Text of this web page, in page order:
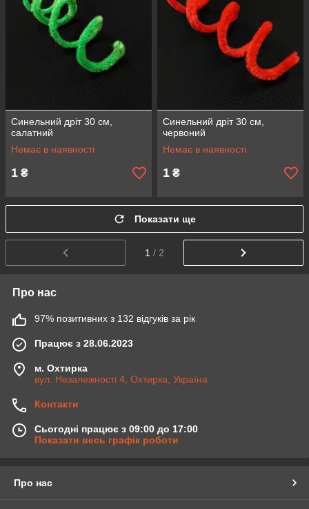
Синельний дріт 30 см,
салатний
Немає в наявності
1 ₴
Синельний дріт 30 см,
червоний
Немає в наявності
1 ₴
Показати ще
1 / 2
Про нас
97% позитивних з 132 відгуків за рік
Працює з 28.06.2023
м. Охтирка
вул. Незалежності 4, Охтирка, Україна
Контакти
Сьогодні працює з 09:00 до 17:00
Показати весь графік роботи
Про нас